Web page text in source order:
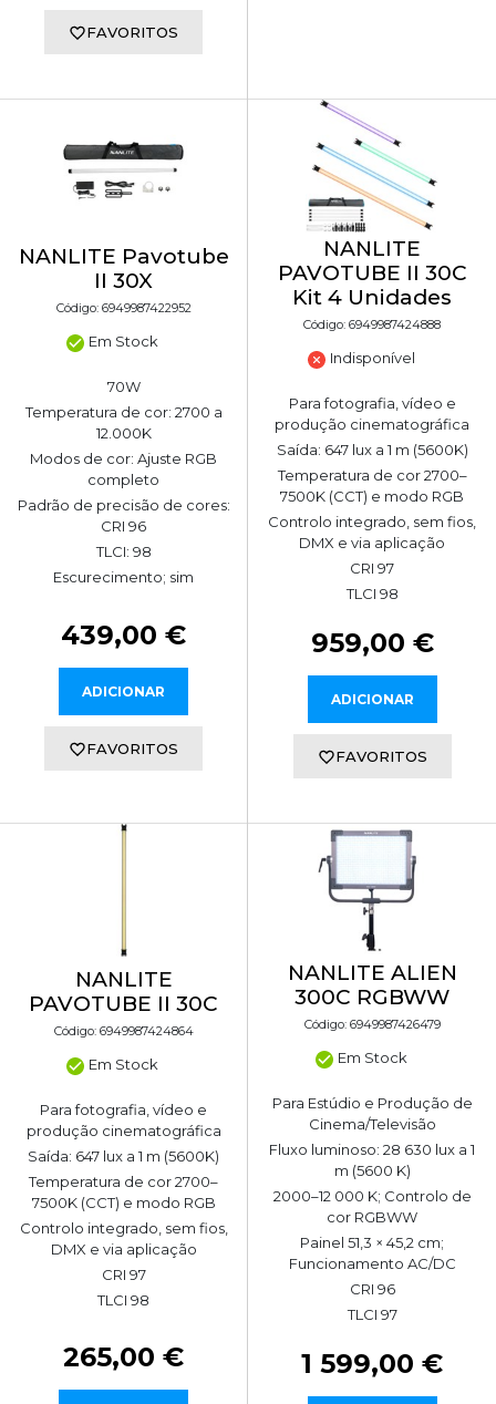
FAVORITOS
NANLITE Pavotube
II 30X
Código: 6949987422952
Em Stock
70W
Temperatura de cor: 2700 a
12.000K
Modos de cor: Ajuste RGB
completo
Padrão de precisão de cores:
CRI 96
TLCI: 98
Escurecimento; sim
439,00 €
ADICIONAR
FAVORITOS
NANLITE
PAVOTUBE II 30C
Kit 4 Unidades
Código: 6949987424888
Indisponível
Para fotografia, vídeo e
produção cinematográfica
Saída: 647 lux a 1 m (5600K)
Temperatura de cor 2700–
7500K (CCT) e modo RGB
Controlo integrado, sem fios,
DMX e via aplicação
CRI 97
TLCI 98
959,00 €
ADICIONAR
FAVORITOS
NANLITE
PAVOTUBE II 30C
Código: 6949987424864
Em Stock
Para fotografia, vídeo e
produção cinematográfica
Saída: 647 lux a 1 m (5600K)
Temperatura de cor 2700–
7500K (CCT) e modo RGB
Controlo integrado, sem fios,
DMX e via aplicação
CRI 97
TLCI 98
265,00 €
NANLITE ALIEN
300C RGBWW
Código: 6949987426479
Em Stock
Para Estúdio e Produção de
Cinema/Televisão
Fluxo luminoso: 28 630 lux a 1
m (5600 K)
2000–12 000 K; Controlo de
cor RGBWW
Painel 51,3 × 45,2 cm;
Funcionamento AC/DC
CRI 96
TLCI 97
1 599,00 €